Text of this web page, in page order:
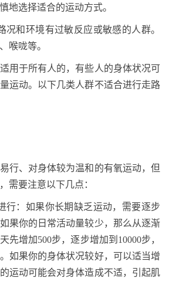
地选择适合的运动方式。
况和环境有过敏反应或敏感的人群。
喉咙等。
用于所有人的，有些人的身体状况可
运动。以下几类人群不适合进行走路
行、对身体较为温和的有氧运动，但
需要注意以下几点：
行： 如果你长期缺乏运动，需要逐步
果你的日常活动量较少，那么从逐渐
先增加500步，逐步增加到 10000步，
如果你的身体状况较好，可以适当增
运动可能会对身体造成不适，引起肌